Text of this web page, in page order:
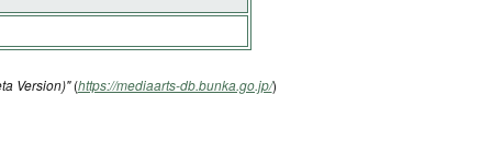
Version)"(https://mediaarts-db.bunka.go.jp/)